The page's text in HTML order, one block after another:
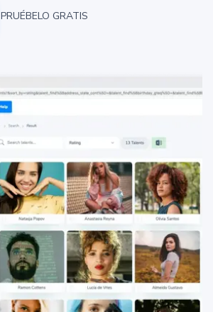
PRUÉBELO GRATIS